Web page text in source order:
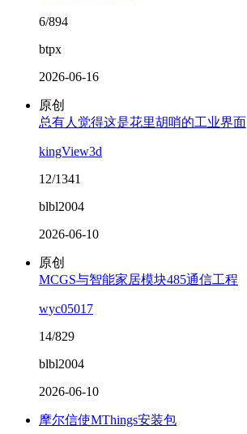
6/894
btpx
2026-06-16
原创
总有人觉得这是花里胡哨的工业界面
kingView3d
12/1341
blbl2004
2026-06-10
原创
MCGS与智能家居模块485通信工程
wyc05017
14/829
blbl2004
2026-06-10
摩尔信使MThings安装包